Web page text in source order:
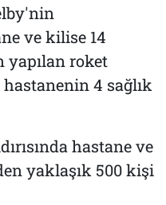
ve kilise 14
yapılan roket
hastanenin 4 sağlık
hastane ve
yaklaşık 500 kişi